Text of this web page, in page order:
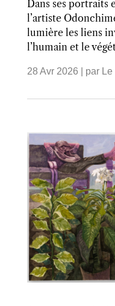
Dans ses portraits
l’artiste
lumière les liens
l’humain et le
28 Avr 2026 | par